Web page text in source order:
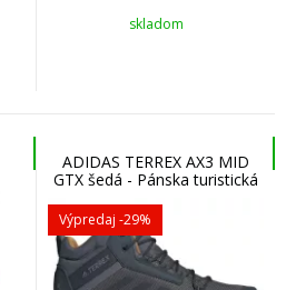
skladom
ADIDAS TERREX AX3 MID
GTX šedá - Pánska turistická
Výpredaj -29%